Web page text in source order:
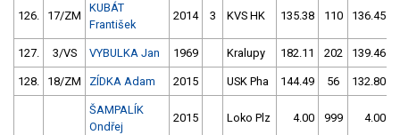
126. 17/ZM
KUBÁT
František
2014 3 KVS HK 135.38 110 136.45
127. 3/VS VYBULKA Jan 1969 Kralupy 182.11 202 139.46
128. 18/ZM ZÍDKA Adam 2015 USK Pha 144.49 56 132.80
ŠAMPALÍK
Ondřej
2015 Loko Plz 4.00 999 4.00